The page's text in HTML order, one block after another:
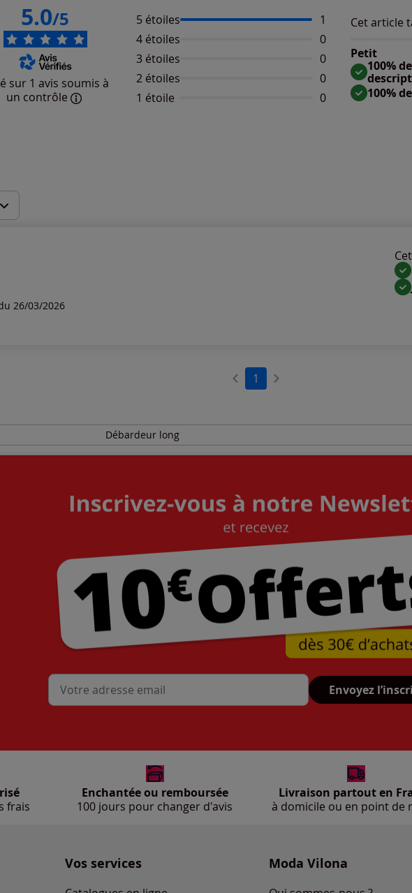
5.0/5
sur 1 avis soumis à
un contrôle
5 étoiles Nombre d'avis :
1
4 étoiles
Aucun avis
0
3 étoiles
Aucun avis
0
2 étoiles
Aucun avis
0
1 étoile
Aucun avis
0
Cet article
Petit
Répartition
Taille
100%
100%
26/03/2026
1
Débardeur long
Mon adresse mail Envoyez
frais
Enchantée ou remboursée
100 jours pour changer d'avis
Livraison partout en
à domicile ou en point de
Vos services Moda Vilona